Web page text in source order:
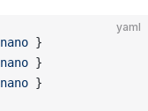
yaml
nano }
nano }
nano }